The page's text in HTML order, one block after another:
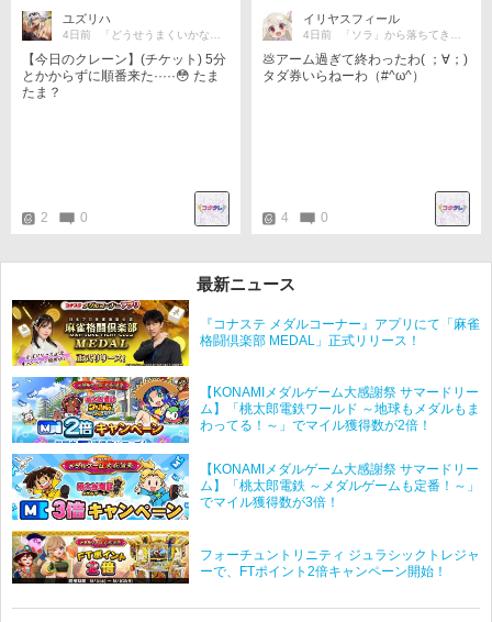
ユズリハ
4日前 「どうせうまくいかない」でいい
【今日のクレーン】(チケット) 5分
とかからずに順番来た·····😳 たま
たま？
2 0
イリヤスフィール
4日前 「ソラ」から落ちてきた宇宙人。
💩アーム過ぎて終わったわ( ；∀；)
タダ券いらねーわ（#^ω^）
4 0
最新ニュース
『コナステ メダルコーナー』アプリにて「麻雀
格闘倶楽部 MEDAL」正式リリース！
【KONAMIメダルゲーム大感謝祭 サマードリー
ム】「桃太郎電鉄ワールド ～地球もメダルもま
わってる！～」でマイル獲得数が2倍！
【KONAMIメダルゲーム大感謝祭 サマードリー
ム】「桃太郎電鉄 ～メダルゲームも定番！～」
でマイル獲得数が3倍！
フォーチュントリニティ ジュラシックトレジャ
ーで、FTポイント2倍キャンペーン開始！